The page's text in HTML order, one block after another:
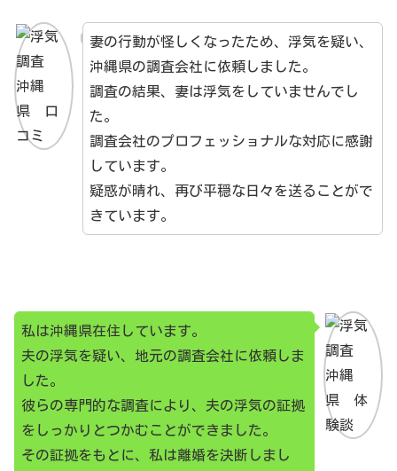
妻の行動が怪しくなったため、浮気を疑い、
沖縄県の調査会社に依頼しました。
調査の結果、妻は浮気をしていませんでし
た。
調査会社のプロフェッショナルな対応に感謝
しています。
疑惑が晴れ、再び平穏な日々を送ることがで
きています。
私は沖縄県在住しています。
夫の浮気を疑い、地元の調査会社に依頼しま
した。
彼らの専門的な調査により、夫の浮気の証拠
をしっかりとつかむことができました。
その証拠をもとに、私は離婚を決断しまし